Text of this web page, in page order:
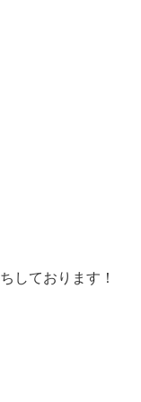
しております！